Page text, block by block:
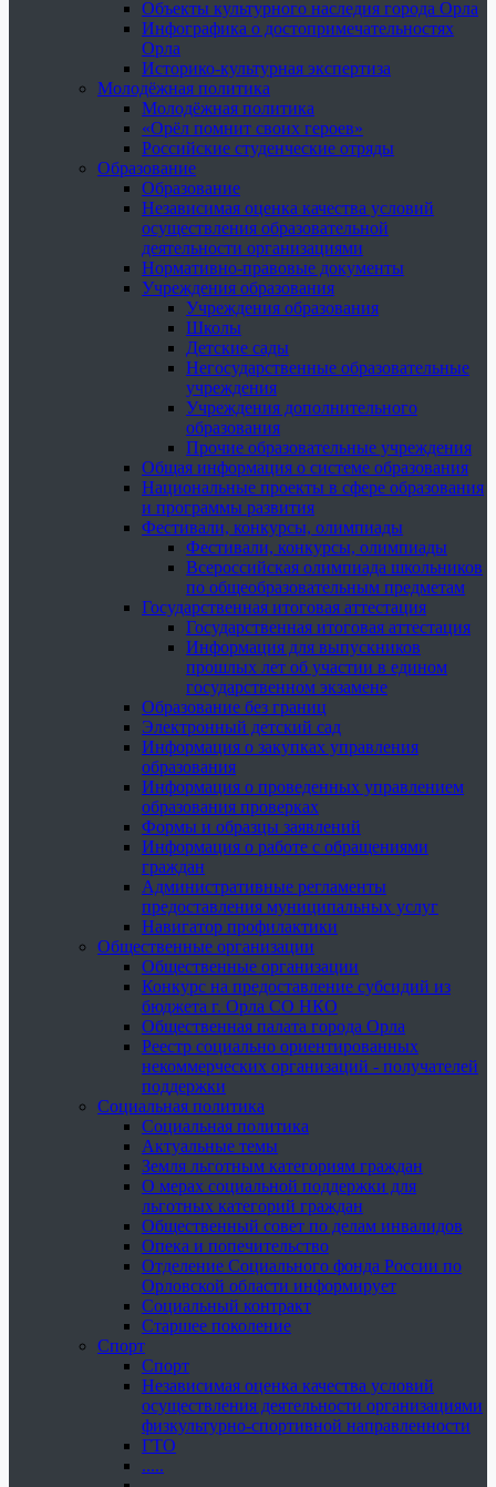
Объекты культурного наследия города Орла
Инфографика о достопримечательностях
Орла
Историко-культурная экспертиза
Молодёжная политика
Молодёжная политика
«Орёл помнит своих героев»
Российские студенческие отряды
Образование
Образование
Независимая оценка качества условий
осуществления образовательной
деятельности организациями
Нормативно-правовые документы
Учреждения образования
Учреждения образования
Школы
Детские сады
Негосударственные образовательные
учреждения
Учреждения дополнительного
образования
Прочие образовательные учреждения
Общая информация о системе образования
Национальные проекты в сфере образования
и программы развития
Фестивали, конкурсы, олимпиады
Фестивали, конкурсы, олимпиады
Всероссийская олимпиада школьников
по общеобразовательным предметам
Государственная итоговая аттестация
Государственная итоговая аттестация
Информация для выпускников
прошлых лет об участии в едином
государственном экзамене
Образование без границ
Электронный детский сад
Информация о закупках управления
образования
Информация о проведенных управлением
образования проверках
Формы и образцы заявлений
Информация о работе с обращениями
граждан
Административные регламенты
предоставления муниципальных услуг
Навигатор профилактики
Общественные организации
Общественные организации
Конкурс на предоставление субсидий из
бюджета г. Орла СО НКО
Общественная палата города Орла
Реестр социально ориентированных
некоммерческих организаций - получателей
поддержки
Социальная политика
Социальная политика
Актуальные темы
Земля льготным категориям граждан
О мерах социальной поддержки для
льготных категорий граждан
Общественный совет по делам инвалидов
Опека и попечительство
Отделение Социального фонда России по
Орловской области информирует
Социальный контракт
Старшее поколение
Спорт
Спорт
Независимая оценка качества условий
осуществления деятельности организациями
физкультурно-спортивной направленности
ГТО
.....